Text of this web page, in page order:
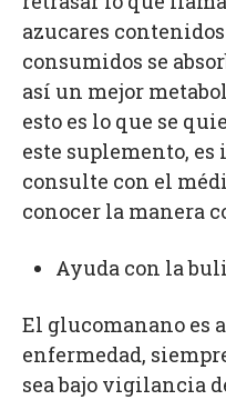
azucares
consumidos se
así un mejor
esto es lo que se
este suplemento,
consulte con el
conocer la manera
Ayuda con la
El glucomanano es
enfermedad,
sea bajo vigilancia